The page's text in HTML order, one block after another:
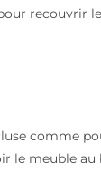
recouvrir
comme
le meuble au